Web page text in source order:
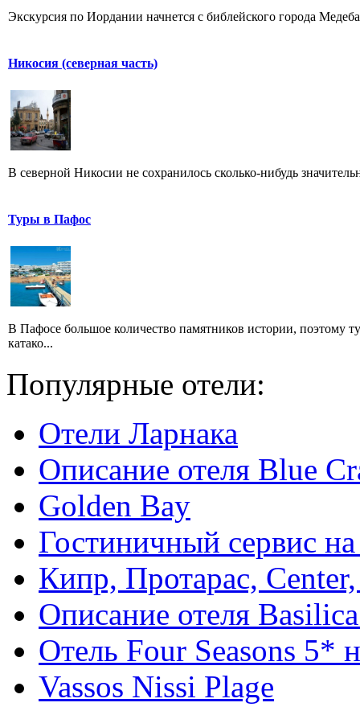
Экскурсия по Иордании начнется с библейского города
Никосия (северная часть)
В северной Никосии не сохранилось сколько-нибудь
Туры в Пафос
В Пафосе большое количество памятников истории, поэтому
катако...
Популярные отели:
Отели Ларнака
Описание отеля Blue
Golden Bay
Гостиничный сервис
Кипр, Протарас,
Описание отеля
Отель Four Seasons 5*
Vassos Nissi Plage